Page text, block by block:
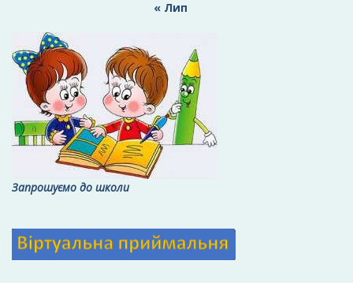
« Лип
Запрошуємо до школи